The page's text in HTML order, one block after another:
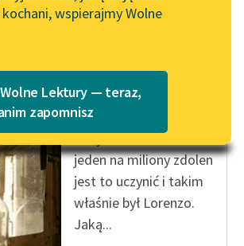
dla
z
do
i
Przypisy
Katalog w formacie PDF
wspierajmy Wolne
Lektury — teraz,
zapomnisz
Czytaj więcej
Rozaura
Oczywiście ledwo
jeden na miliony zdolen
jest to uczynić i takim
właśnie był Lorenzo.
Jaką...